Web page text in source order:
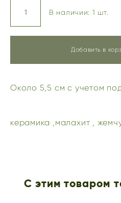
В наличии: 1 шт.
Добавить в
Около 5,5 см с учетом
керамика ,малахит ,
С этим товаром